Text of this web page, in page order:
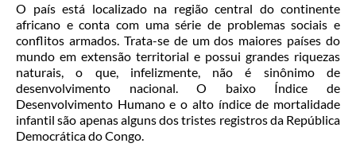
O país está localizado na região central do continente
africano e conta com uma série de problemas sociais e
conflitos armados. Trata-se de um dos maiores países do
mundo em extensão territorial e possui grandes riquezas
naturais, o que, infelizmente, não é sinônimo de
desenvolvimento nacional. O baixo Índice de
Desenvolvimento Humano e o alto índice de mortalidade
infantil são apenas alguns dos tristes registros da República
Democrática do Congo.